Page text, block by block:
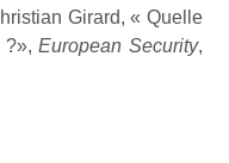
Girard, « Quelle
?»,European Security,